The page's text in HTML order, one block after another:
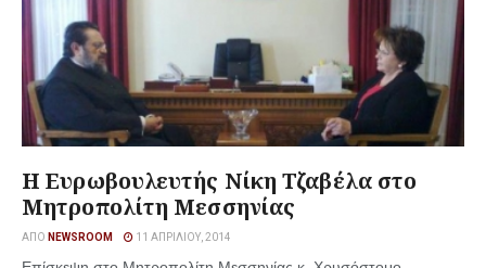
Η Ευρωβουλευτής Νίκη Τζαβέλα στο
Μητροπολίτη Μεσσηνίας
ΑΠΌ NEWSROOM 11 ΑΠΡΙΛΊΟΥ, 2014